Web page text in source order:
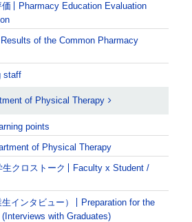
Pharmacy Education Evaluation
Results of the Common Pharmacy
staff
of Physical Therapy
points
of Physical Therapy
クロストーク
Faculty x Student /
インタビュー）
Preparation for the
with Graduates)